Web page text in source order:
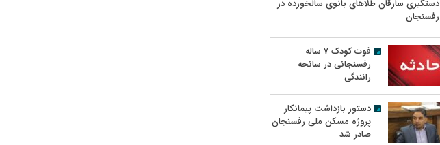
دستگیری سارقان طلاهای بانوی سالخورده در
رفسنجان
فوت کودک ۷ ساله
رفسنجانی در سانحه
رانندگی
دستور بازداشت پیمانکار
پروژه مسکن ملی رفسنجان
صادر شد